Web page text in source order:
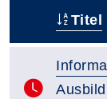
Titel